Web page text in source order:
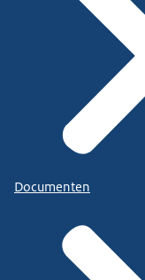
Documenten